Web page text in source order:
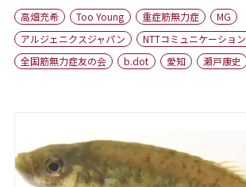
出版物
会社概要
高畑充希 Too Young 重症筋無力症
MG
アルジェニクスジャパン
NTTコミュニケーショ
全国筋無力症友の会
b.dot 愛知 瀬戸康史